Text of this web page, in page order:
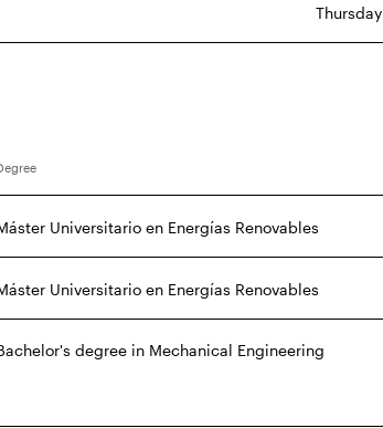
Thursday
Universitario en Energías Renovables
Universitario en Energías Renovables
degree in Mechanical Engineering